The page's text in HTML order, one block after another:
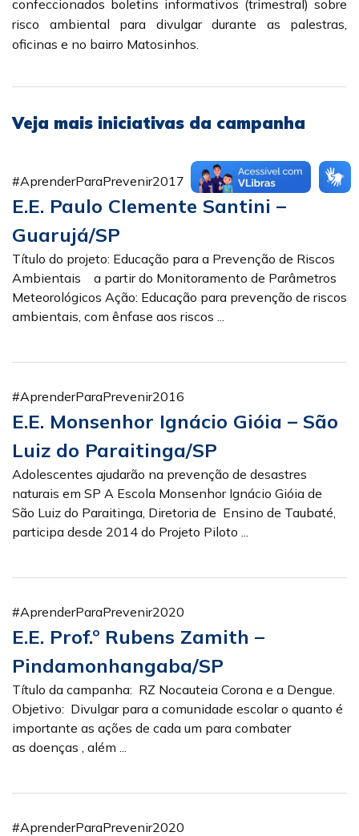
confeccionados boletins informativos (trimestral) sobre
risco ambiental para divulgar durante as palestras,
oficinas e no bairro Matosinhos.
Veja mais iniciativas da campanha
#AprenderParaPrevenir2017
E.E. Paulo Clemente Santini –
Guarujá/SP
Título do projeto: Educação para a Prevenção de Riscos
Ambientais a partir do Monitoramento de Parâmetros
Meteorológicos Ação: Educação para prevenção de riscos
ambientais, com ênfase aos riscos ...
#AprenderParaPrevenir2016
E.E. Monsenhor Ignácio Gióia – São
Luiz do Paraitinga/SP
Adolescentes ajudarão na prevenção de desastres
naturais em SP A Escola Monsenhor Ignácio Gióia de
São Luiz do Paraitinga, Diretoria de Ensino de Taubaté,
participa desde 2014 do Projeto Piloto ...
#AprenderParaPrevenir2020
E.E. Prof.º Rubens Zamith –
Pindamonhangaba/SP
Título da campanha: RZ Nocauteia Corona e a Dengue.
Objetivo: Divulgar para a comunidade escolar o quanto é
importante as ações de cada um para combater
as doenças , além ...
#AprenderParaPrevenir2020